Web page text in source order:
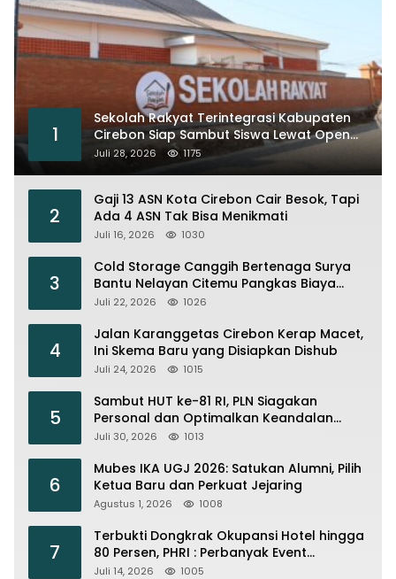
1
Sekolah Rakyat Terintegrasi Kabupaten
Cirebon Siap Sambut Siswa Lewat Open
House dan MPLS
Juli 28, 2026 1175
2
Gaji 13 ASN Kota Cirebon Cair Besok, Tapi
Ada 4 ASN Tak Bisa Menikmati
Juli 16, 2026 1030
3
Cold Storage Canggih Bertenaga Surya
Bantu Nelayan Citemu Pangkas Biaya
Operasional
Juli 22, 2026 1026
4
Jalan Karanggetas Cirebon Kerap Macet,
Ini Skema Baru yang Disiapkan Dishub
Juli 24, 2026 1015
5
Sambut HUT ke-81 RI, PLN Siagakan
Personal dan Optimalkan Keandalan
Instalasi Transmisi
Juli 30, 2026 1013
6
Mubes IKA UGJ 2026: Satukan Alumni, Pilih
Ketua Baru dan Perkuat Jejaring
Agustus 1, 2026 1008
7
Terbukti Dongkrak Okupansi Hotel hingga
80 Persen, PHRI : Perbanyak Event
Olahraga di Cirebon
Juli 14, 2026 1005